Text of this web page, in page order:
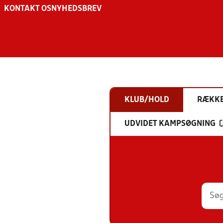
KONTAKT OS NYHEDSBREV
KLUB/HOLD
UDVIDET KAMPSØGNING